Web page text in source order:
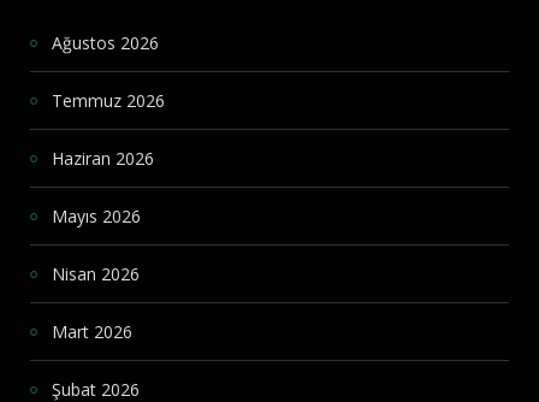
Ağustos 2026
Temmuz 2026
Haziran 2026
Mayıs 2026
Nisan 2026
Mart 2026
Şubat 2026